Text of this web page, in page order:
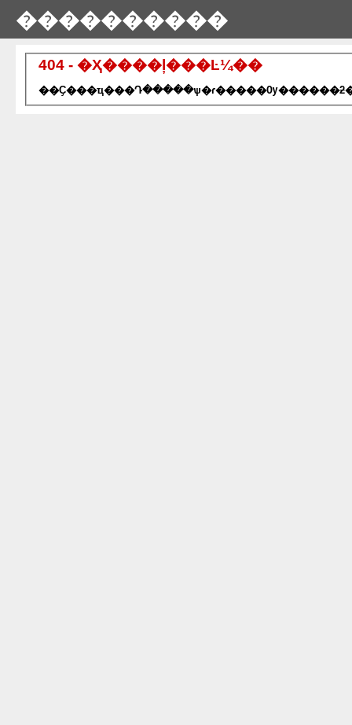
����������
404 - �Ҳ����ļ���Ŀ¼��